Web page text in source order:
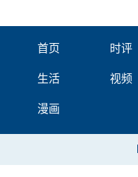
首页 时评
生活 视频
漫画